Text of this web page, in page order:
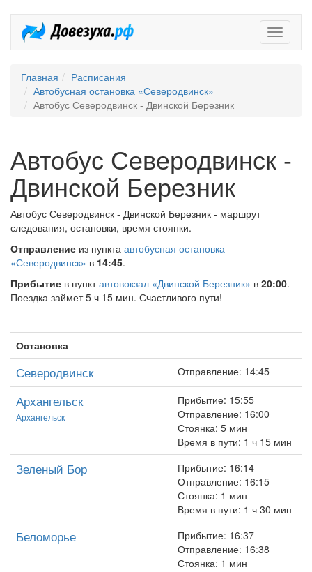
Главная
Расписания
Автобусная остановка «Северодвинск»
Автобус Северодвинск - Двинской Березник
Автобус Северодвинск -
Двинской Березник
Автобус Северодвинск - Двинской Березник - маршрут
следования, остановки, время стоянки.
Отправление из пункта автобусная остановка
«Северодвинск» в 14:45.
Прибытие в пунктавтовокзал «Двинской Березник» в 20:00.
Поездка займет 5 ч 15 мин. Счастливого пути!
Остановка
Северодвинск Отправление: 14:45
Архангельск
Архангельск
Прибытие: 15:55
Отправление: 16:00
Стоянка: 5 мин
Время в пути: 1 ч 15 мин
Зеленый Бор
Прибытие: 16:14
Отправление: 16:15
Стоянка: 1 мин
Время в пути: 1 ч 30 мин
Беломорье
Прибытие: 16:37
Отправление: 16:38
Стоянка: 1 мин